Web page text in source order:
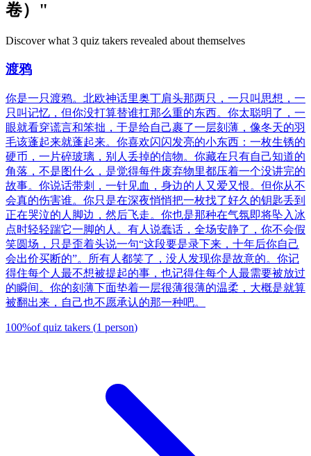
卷）"
Discover what 3 quiz takers revealed about themselves
渡鸦
你是一只渡鸦。北欧神话里奥丁肩头那两只，一只叫思想，一
只叫记忆，但你没打算替谁扛那么重的东西。你太聪明了，一
眼就看穿谎言和笨拙，于是给自己裹了一层刻薄，像冬天的羽
毛该蓬起来就蓬起来。你喜欢闪闪发亮的小东西：一枚生锈的
硬币，一片碎玻璃，别人丢掉的信物。你藏在只有自己知道的
角落，不是图什么，是觉得每件废弃物里都压着一个没讲完的
故事。你说话带刺，一针见血，身边的人又爱又恨。但你从不
会真的伤害谁。你只是在深夜悄悄把一枚找了好久的钥匙丢到
正在哭泣的人脚边，然后飞走。你也是那种在气氛即将坠入冰
点时轻轻踹它一脚的人。有人说蠢话，全场安静了，你不会假
笑圆场，只是歪着头说一句“这段要是录下来，十年后你自己
会出价买断的”。所有人都笑了，没人发现你是故意的。你记
得住每个人最不想被提起的事，也记得住每个人最需要被放过
的瞬间。你的刻薄下面垫着一层很薄很薄的温柔，大概是就算
被翻出来，自己也不愿承认的那一种吧。
100%of quiz takers (1 person)